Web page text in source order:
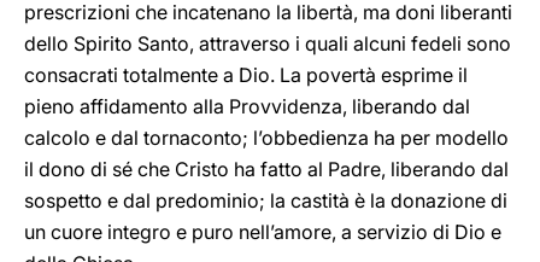
prescrizioni che incatenano la libertà, ma doni liberanti
dello Spirito Santo, attraverso i quali alcuni fedeli sono
consacrati totalmente a Dio. La povertà esprime il
pieno affidamento alla Provvidenza, liberando dal
calcolo e dal tornaconto; l’obbedienza ha per modello
il dono di sé che Cristo ha fatto al Padre, liberando dal
sospetto e dal predominio; la castità è la donazione di
un cuore integro e puro nell’amore, a servizio di Dio e